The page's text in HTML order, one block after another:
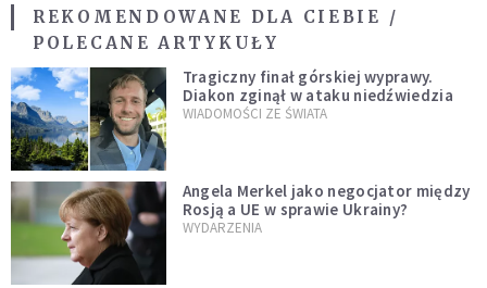
REKOMENDOWANE DLA CIEBIE /
POLECANE ARTYKUŁY
Tragiczny finał górskiej wyprawy.
Diakon zginął w ataku niedźwiedzia
WIADOMOŚCI ZE ŚWIATA
Angela Merkel jako negocjator między
Rosją a UE w sprawie Ukrainy?
WYDARZENIA